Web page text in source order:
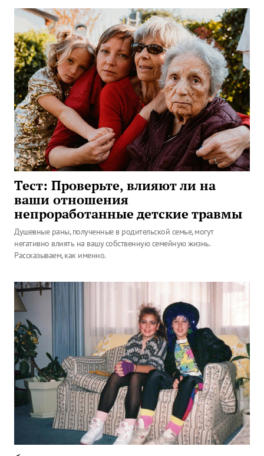
Тест: Проверьте, влияют ли на
ваши отношения
непроработанные детские травмы
Душевные раны, полученные в родительской семье, могут
негативно влиять на вашу собственную семейную жизнь.
Рассказываем, как именно.